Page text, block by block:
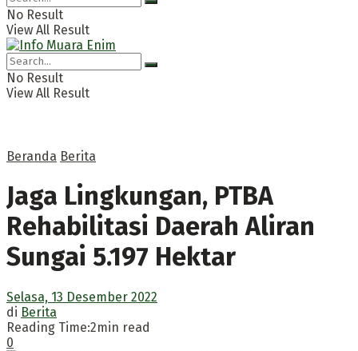
No Result
View All Result
No Result
View All Result
Beranda Berita
Jaga Lingkungan, PTBA
Rehabilitasi Daerah Aliran
Sungai 5.197 Hektar
Selasa, 13 Desember 2022
di Berita
Reading Time:2min read
0